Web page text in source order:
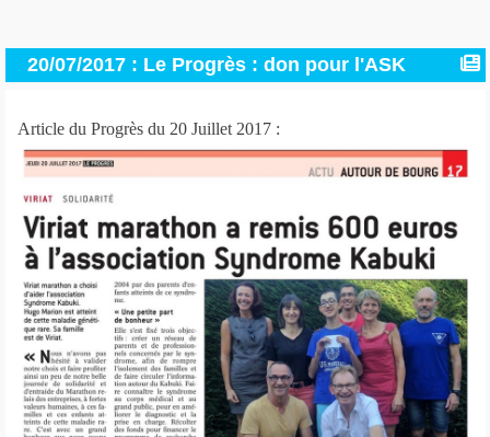
20/07/2017 : Le Progrès : don pour l'ASK
Article du Progrès du 20 Juillet 2017 :